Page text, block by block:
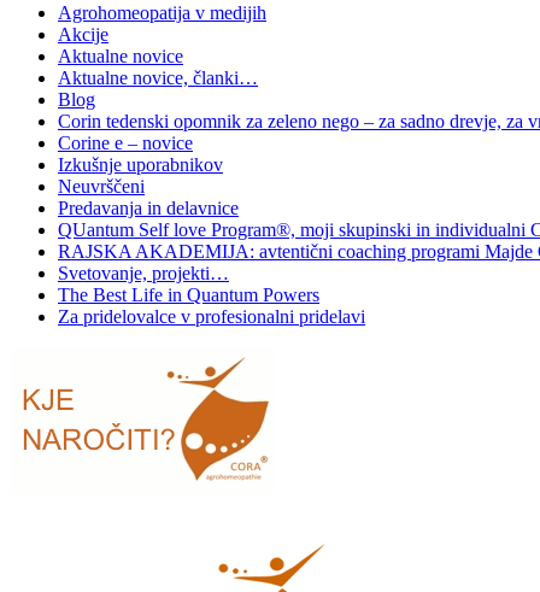
Agrohomeopatija v medijih
Akcije
Aktualne novice
Aktualne novice, članki…
Blog
Corin tedenski opomnik za zeleno nego – za sadno drevje, za
Corine e – novice
Izkušnje uporabnikov
Neuvrščeni
Predavanja in delavnice
QUantum Self love Program®, moji skupinski in individualni
RAJSKA AKADEMIJA: avtentični coaching programi Majde
Svetovanje, projekti…
The Best Life in Quantum Powers
Za pridelovalce v profesionalni pridelavi